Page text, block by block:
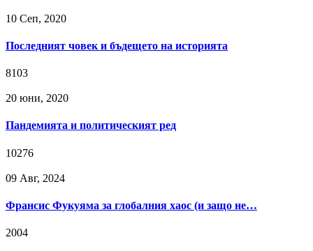
10 Сeп, 2020
Последният човек и бъдещето на историята
8103
20 юни, 2020
Пандемията и политическият ред
10276
09 Авг, 2024
Франсис Фукуяма за глобалния хаос (и защо не…
2004